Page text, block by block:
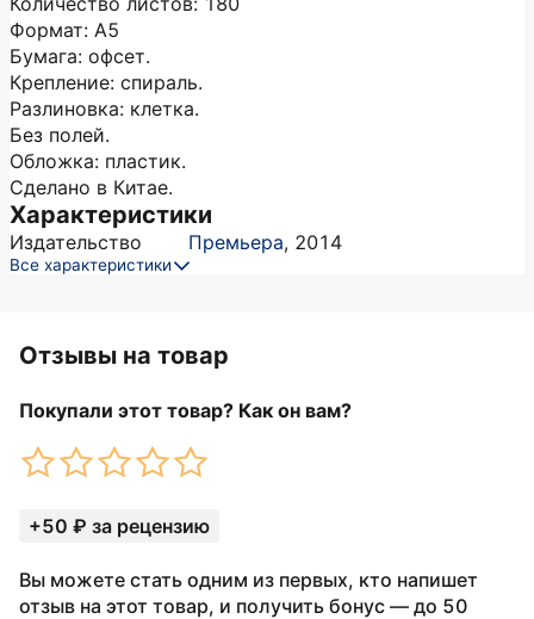
Формат: А5
Бумага: офсет.
Крепление: спираль.
Разлиновка: клетка.
Без полей.
Обложка: пластик.
Сделано в Китае.
Характеристики
Издательство Премьера, 2014
Все характеристики
Отзывы на товар
Покупали этот товар? Как он вам?
+50 ₽ за рецензию
Вы можете стать одним из первых, кто напишет
отзыв на этот товар, и получить бонус — до 50